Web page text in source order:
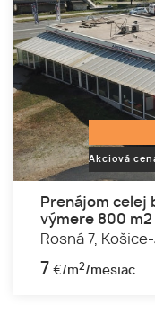
Akciová
Prenájom celej
výmere 800 m2
Rosná 7,
7 €/m2/mesiac